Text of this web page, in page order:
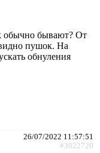
обычно бывают? От
пушок. На
обнуления
26/07/2022 11:57:51
#3022720